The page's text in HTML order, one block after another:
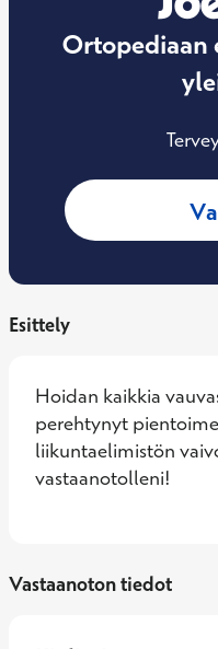
Ortopediaan
Esittely
Hoidan kaikkia
perehtynyt
liikuntaelimistön
vastaanotolleni!
Vastaanoton tiedot